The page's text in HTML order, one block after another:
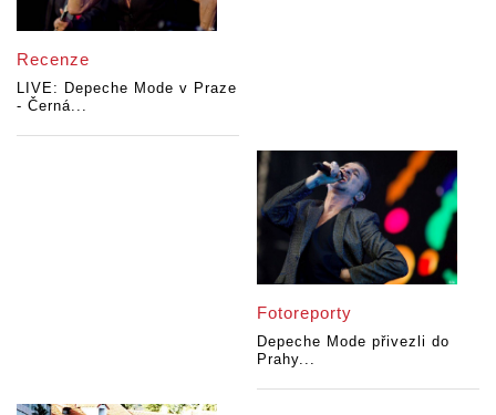
Recenze
LIVE: Depeche Mode v Praze
- Černá...
Fotoreporty
Depeche Mode přivezli do
Prahy...